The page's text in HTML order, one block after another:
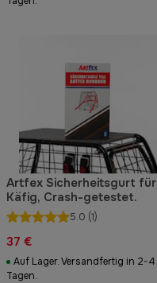
Artfex Sicherheitsgurt für
Käfig, Crash-getestet.
5.0 (1)
37 €
Auf Lager. Versandfertig in 2-4
Tagen.